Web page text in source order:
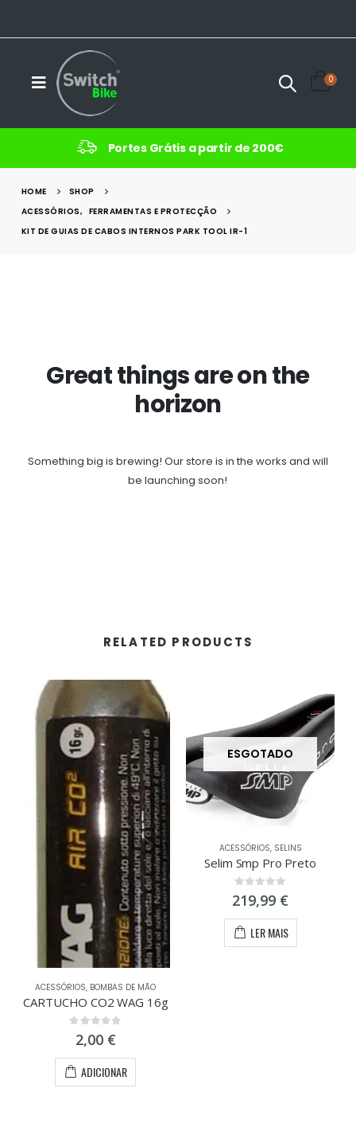
0
Portes Grátis a partir de 200€
HOME
SHOP
ACESSÓRIOS, FERRAMENTAS E PROTECÇÃO
KIT DE GUIAS DE CABOS INTERNOS PARK TOOL IR-1
Great things are on the
horizon
Something big is brewing! Our store is in the works and will
be launching soon!
RELATED PRODUCTS
ACESSÓRIOS, BOMBAS DE MÃO
CARTUCHO CO2 WAG 16g
out of 5
2,00 €
ADICIONAR
ESGOTADO
ACESSÓRIOS, SELINS
Selim Smp Pro Preto
0 out of 5
219,99 €
LER MAIS